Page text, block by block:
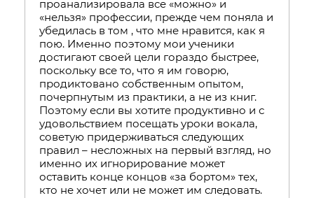
проанализировала все «можно» и
«нельзя» профессии, прежде чем поняла и
убедилась в том , что мне нравится, как я
пою. Именно поэтому мои ученики
достигают своей цели гораздо быстрее,
поскольку все то, что я им говорю,
продиктовано собственным опытом,
почерпнутым из практики, а не из книг.
Поэтому если вы хотите продуктивно и с
удовольствием посещать уроки вокала,
советую придерживаться следующих
правил – несложных на первый взгляд, но
именно их игнорирование может
оставить конце концов «за бортом» тех,
кто не хочет или не может им следовать.